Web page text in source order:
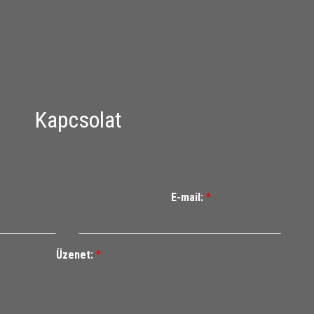
Kapcsolat
E-mail: *
Üzenet: *